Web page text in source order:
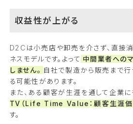
収益性が上がる
D2Cは小売店や卸売を介さず、直接
ネスモデルです。よって 中間業者への
しません。 自社で製造から販売まで行
る可能性があります。
また、ある顧客が生涯を通して企業に
TV（Life Time Value：顧客生涯価
す。